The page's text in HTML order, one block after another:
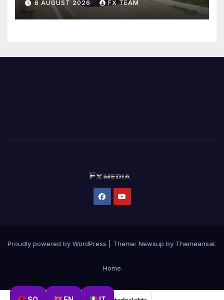
8 AUGUST 2026 FX TEAM
Proudly powered by WordPress Theme: Newsup by Themeansar.
Home